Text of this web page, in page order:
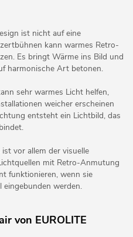
ist nicht auf eine
kann warmes Retro-
Es bringt Wärme ins Bild und
harmonische Art betonen.
sehr warmes Licht helfen,
weicher erscheinen
entsteht ein Lichtbild, das
vor allem der visuelle
mit Retro-Anmutung
funktionieren, wenn sie
werden.
von EUROLITE